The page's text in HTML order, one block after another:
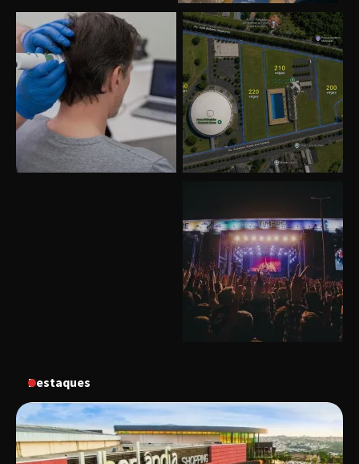
Destaques
“Vozes pela Vida” celebra 10 anos com show
“Uma prosa de valor” é o tema da roda de
conversa com o diretor e a produtora do
espetáculo Bárbara